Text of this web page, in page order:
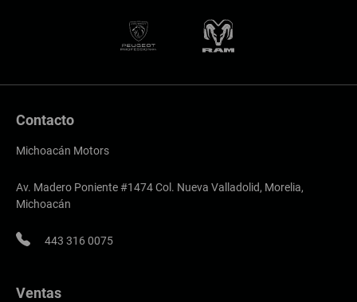
Contacto
Michoacán Motors
Av. Madero Poniente #1474 Col. Nueva Valladolid, Morelia,
Michoacán
443 316 0075
Ventas